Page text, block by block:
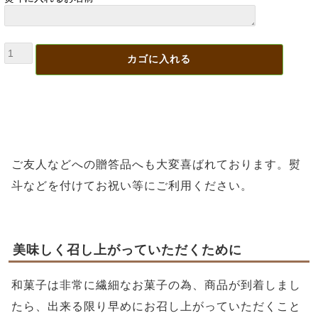
ご友人などへの贈答品へも大変喜ばれております。熨
斗などを付けてお祝い等にご利用ください。
美味しく召し上がっていただくために
和菓子は非常に繊細なお菓子の為、商品が到着しまし
たら、出来る限り早めにお召し上がっていただくこと